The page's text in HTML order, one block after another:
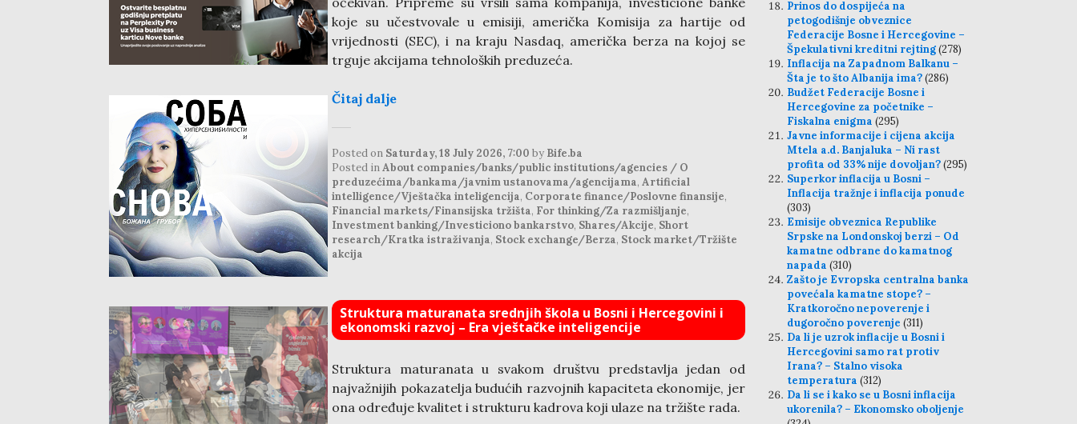
koje su učestvovale u emisiji, američka Komisija za hartije od
vrijednosti (SEC), i na kraju Nasdaq, američka berza na kojoj se
trguje akcijama tehnoloških preduzeća.
Čitaj dalje
Posted on Saturday, 18 July 2026, 7:00 by Bife.ba
Posted inAbout companies/banks/public institutions/agencies / O
preduzećima/bankama/javnim ustanovama/agencijama, Artificial
intelligence/Vještačka inteligencija, Corporate finance/Poslovne finansije,
Financial markets/Finansijska tržišta, For thinking/Za razmišljanje,
Investment banking/Investiciono bankarstvo, Shares/Akcije, Short
research/Kratka istraživanja, Stock exchange/Berza, Stock market/Tržište
akcija
Struktura maturanata srednjih škola u Bosni i Hercegovini i
ekonomski razvoj – Era vještačke inteligencije
Struktura maturanata u svakom društvu predstavlja jedan od
najvažnijih pokazatelja budućih razvojnih kapaciteta ekonomije, jer
ona određuje kvalitet i strukturu kadrova koji ulaze na tržište rada.
Prinos do dospijeća na
petogodišnje obveznice
Federacije Bosne i Hercegovine –
Špekulativni kreditni rejting(278)
Inflacija na Zapadnom Balkanu –
Šta je to što Albanija ima?(286)
Budžet Federacije Bosne i
Hercegovine za početnike –
Fiskalna enigma (295)
Javne informacije i cijena akcija
Mtela a.d. Banjaluka – Ni rast
profita od 33% nije dovoljan?(295)
Superkor inflacija u Bosni –
Inflacija tražnje i inflacija ponude
(303)
Emisije obveznica Republike
Srpske na Londonskoj berzi – Od
kamatne odbrane do kamatnog
napada (310)
Zašto je Evropska centralna banka
povećala kamatne stope? –
Kratkoročno nepoverenje i
dugoročno poverenje (311)
Da li je uzrok inflacije u Bosni i
Hercegovini samo rat protiv
Irana? – Stalno visoka
temperatura (312)
Da li se i kako se u Bosni inflacija
ukorenila? – Ekonomsko oboljenje